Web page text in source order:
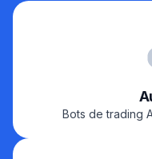
Bots de trading